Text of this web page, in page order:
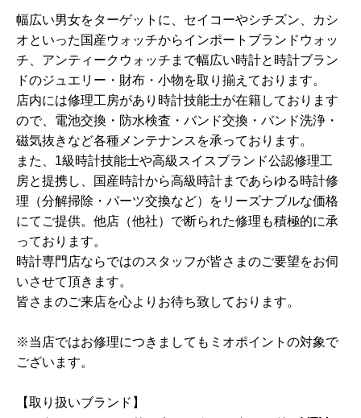
幅広い男女をターゲットに、セイコーやシチズン、カシ
オといった国産ウォッチからインポートブランドウォッ
チ、アンティークウォッチまで幅広い時計と時計ブラン
ドのジュエリー・財布・小物を取り揃えております。
店内には修理工房があり時計技能士が在籍しております
ので、電池交換・防水検査・バンド交換・バンド洗浄・
磁気抜きなど各種メンテナンスを承っております。
また、1級時計技能士や高級スイスブランド公認修理工
房と提携し、国産時計から高級時計まであらゆる時計修
理（分解掃除・パーツ交換など）をリーズナブルな価格
にてご提供。他店（他社）で断られた修理も積極的に承
っております。
時計専門店ならではのスタッフが皆さまのご要望をお伺
いさせて頂きます。
皆さまのご来店を心よりお待ち致しております。
※当店ではお修理につきましてもミオポイントの対象で
ございます。
【取り扱いブランド】